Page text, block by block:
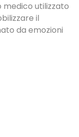
medico utilizzato
il
da emozioni